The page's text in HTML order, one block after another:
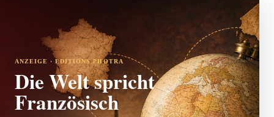
ANZEIGE · EDITIONS PHOTRA
Die Welt spricht
Französisch